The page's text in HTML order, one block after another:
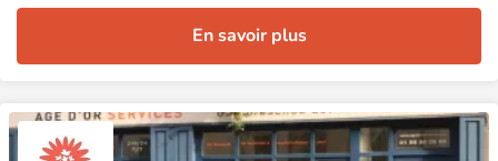
En savoir plus